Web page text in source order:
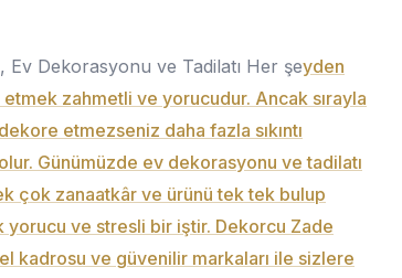
Ev Dekorasyonu ve Tadilatı Her şeyden
zahmetli ve yorucudur. Ancak sırayla
etmezseniz daha fazla sıkıntı
Günümüzde ev dekorasyonu ve tadilatı
çok zanaatkâr ve ürünü tek tek bulup
ve stresli bir iştir. Dekorcu Zade
kadrosu ve güvenilir markaları ile sizlere